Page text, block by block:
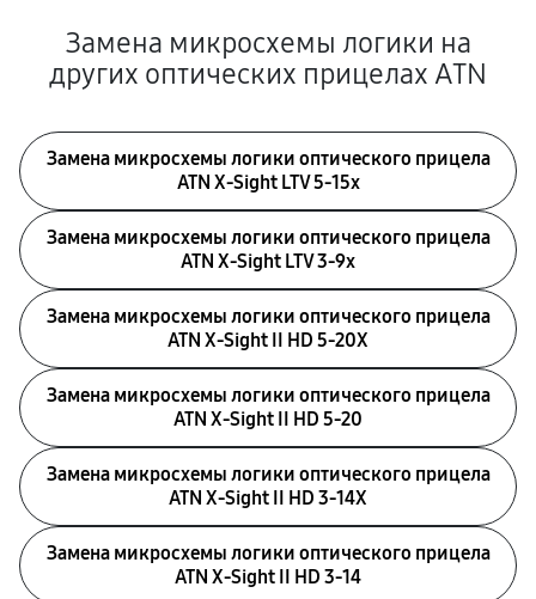
Замена микросхемы логики на
других оптических прицелах ATN
Замена микросхемы логики оптического прицела
ATN X-Sight LTV 5-15x
Замена микросхемы логики оптического прицела
ATN X-Sight LTV 3-9x
Замена микросхемы логики оптического прицела
ATN X-Sight II HD 5-20X
Замена микросхемы логики оптического прицела
ATN X-Sight II HD 5-20
Замена микросхемы логики оптического прицела
ATN X-Sight II HD 3-14X
Замена микросхемы логики оптического прицела
ATN X-Sight II HD 3-14